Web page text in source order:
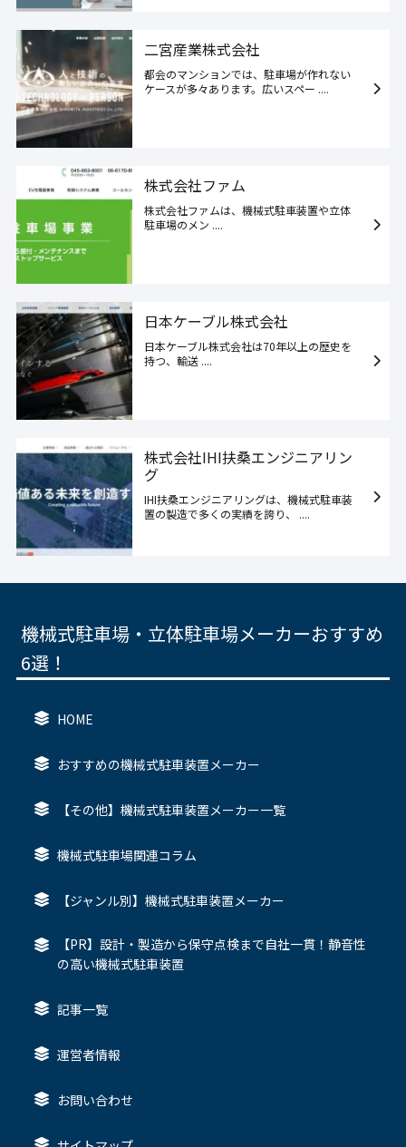
二宮産業株式会社
都会のマンションでは、駐車場が作れない
ケースが多々あります。広いスペー ....
株式会社ファム
株式会社ファムは、機械式駐車装置や立体
駐車場のメン ....
日本ケーブル株式会社
日本ケーブル株式会社は70年以上の歴史を
持つ、輸送 ....
株式会社IHI扶桑エンジニアリン
グ
IHI扶桑エンジニアリングは、機械式駐車装
置の製造で多くの実績を誇り、 ....
機械式駐車場・立体駐車場メーカーおすすめ
6選！
HOME
おすすめの機械式駐車装置メーカー
【その他】機械式駐車装置メーカー一覧
機械式駐車場関連コラム
【ジャンル別】機械式駐車装置メーカー
【PR】設計・製造から保守点検まで自社一貫！静音性
の高い機械式駐車装置
記事一覧
運営者情報
お問い合わせ